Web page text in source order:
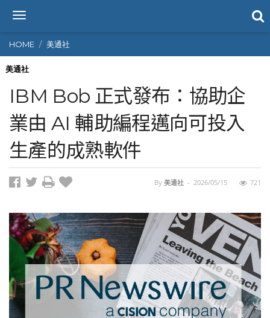
T
g
g
l
n
a
v
i
g
a
t
HOME 美通社
美通社
IBM Bob 正式發布：協助企
業由 AI 輔助編程邁向可投入
生產的成熟軟件
By 美通社 - 2026/05/15 721